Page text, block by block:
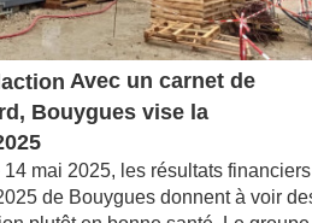
Avec un carnet de
Bouygues vise la
mai 2025, les résultats financiers
de Bouygues donnent à voir des
plutôt en bonne santé. Le groupe